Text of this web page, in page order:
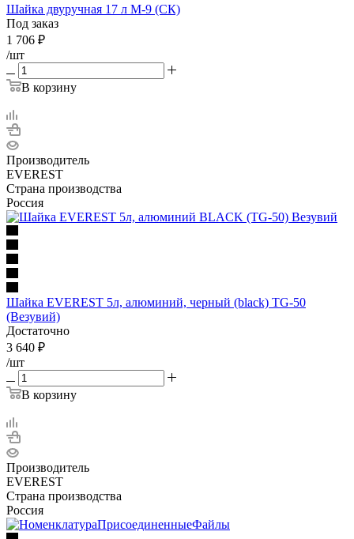
Шайка двуручная 17 л М-9 (СК)
Под заказ
1 706 ₽
/шт
В корзину
Производитель
EVEREST
Страна производства
Россия
Шайка EVEREST 5л, алюминий, черный (black) TG-50
(Везувий)
Достаточно
3 640 ₽
/шт
В корзину
Производитель
EVEREST
Страна производства
Россия